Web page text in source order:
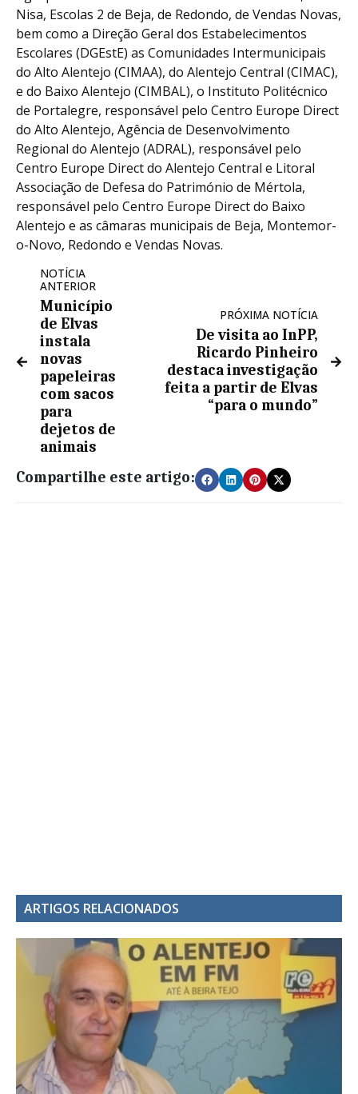
Nisa, Escolas 2 de Beja, de Redondo, de Vendas Novas,
bem como a Direção Geral dos Estabelecimentos
Escolares (DGEstE) as Comunidades Intermunicipais
do Alto Alentejo (CIMAA), do Alentejo Central (CIMAC),
e do Baixo Alentejo (CIMBAL), o Instituto Politécnico
de Portalegre, responsável pelo Centro Europe Direct
do Alto Alentejo, Agência de Desenvolvimento
Regional do Alentejo (ADRAL), responsável pelo
Centro Europe Direct do Alentejo Central e Litoral
Associação de Defesa do Património de Mértola,
responsável pelo Centro Europe Direct do Baixo
Alentejo e as câmaras municipais de Beja, Montemor-
o-Novo, Redondo e Vendas Novas.
NOTÍCIA
ANTERIOR
Município
de Elvas
instala
novas
papeleiras
com sacos
para
dejetos de
animais
PRÓXIMA NOTÍCIA
De visita ao InPP,
Ricardo Pinheiro
destaca investigação
feita a partir de Elvas
“para o mundo”
Compartilhe este artigo:
ARTIGOS RELACIONADOS